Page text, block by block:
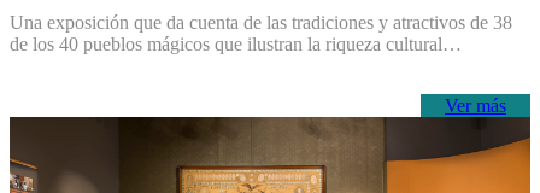
Una exposición que da cuenta de las tradiciones y atractivos de 38
de los 40 pueblos mágicos que ilustran la riqueza cultural…
Ver más